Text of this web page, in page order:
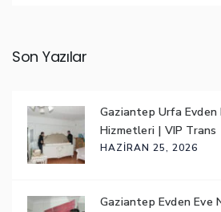
Son Yazılar
Gaziantep Urfa
Hizmetleri | VIP Trans
HAZIRAN 25, 2026
Gaziantep Evden Eve